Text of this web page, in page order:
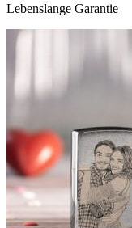
Lebenslange Garantie